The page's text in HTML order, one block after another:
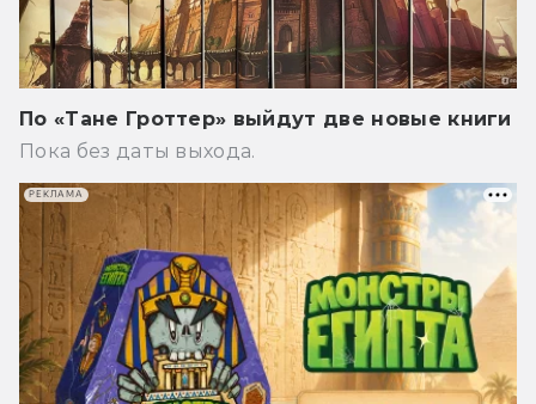
По «Тане Гроттер» выйдут две новые книги
Пока без даты выхода.
РЕКЛАМА